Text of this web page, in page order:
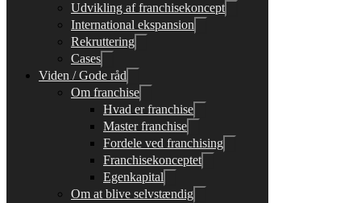
Udvikling af franchisekoncept
International ekspansion
Rekruttering
Cases
Viden / Gode råd
Om franchise
Hvad er franchise
Master franchise
Fordele ved franchising
Franchisekonceptet
Egenkapital
Om at blive selvstændig